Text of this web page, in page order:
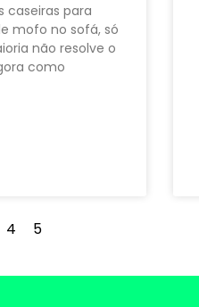
caseiras para
mofo no sofá, só
não resolve o
como
4 5